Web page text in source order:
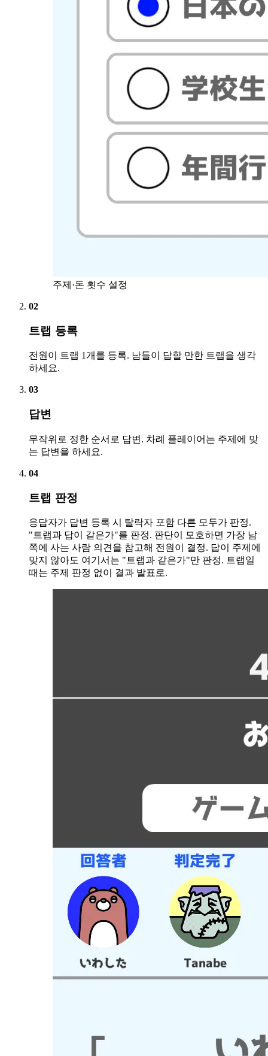
주제·돈 횟수 설정
02
트랩 등록
전원이 트랩 1개를 등록. 남들이 답할 만한 트랩을 생각
하세요.
03
답변
무작위로 정한 순서로 답변. 차례 플레이어는 주제에 맞
는 답변을 하세요.
04
트랩 판정
응답자가 답변 등록 시 탈락자 포함 다른 모두가 판정.
"트랩과 답이 같은가"를 판정. 판단이 모호하면 가장 남
쪽에 사는 사람 의견을 참고해 전원이 결정. 답이 주제에
맞지 않아도 여기서는 "트랩과 같은가"만 판정. 트랩일
때는 주제 판정 없이 결과 발표로.